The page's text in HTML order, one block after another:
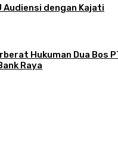
dengan Kajati
Hukuman Dua Bos
Raya